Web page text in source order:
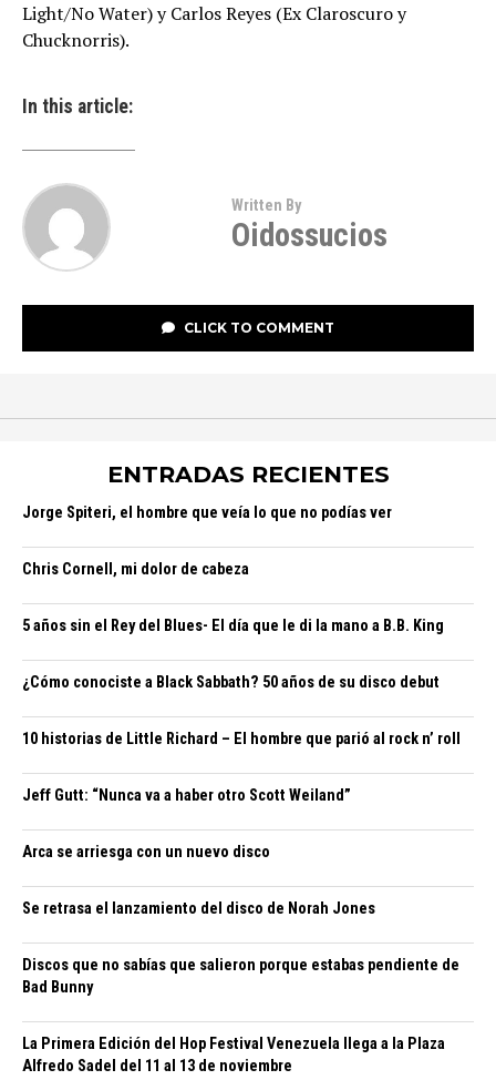
Light/No Water) y Carlos Reyes (Ex Claroscuro y
Chucknorris).
In this article:
Written By
Oidossucios
CLICK TO COMMENT
ENTRADAS RECIENTES
Jorge Spiteri, el hombre que veía lo que no podías ver
Chris Cornell, mi dolor de cabeza
5 años sin el Rey del Blues- El día que le di la mano a B.B. King
¿Cómo conociste a Black Sabbath? 50 años de su disco debut
10 historias de Little Richard – El hombre que parió al rock n’ roll
Jeff Gutt: “Nunca va a haber otro Scott Weiland”
Arca se arriesga con un nuevo disco
Se retrasa el lanzamiento del disco de Norah Jones
Discos que no sabías que salieron porque estabas pendiente de
Bad Bunny
La Primera Edición del Hop Festival Venezuela llega a la Plaza
Alfredo Sadel del 11 al 13 de noviembre